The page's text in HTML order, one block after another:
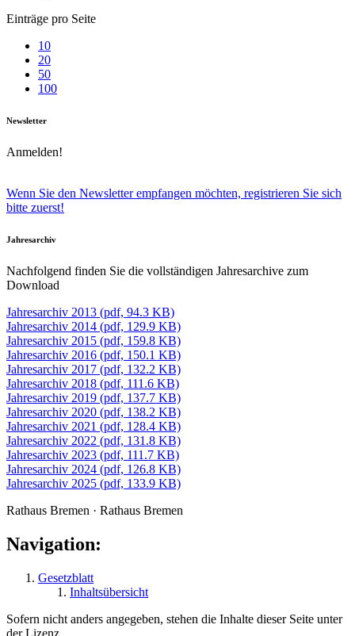
Einträge pro Seite
10
20
50
100
Newsletter
Anmelden!
Wenn Sie den Newsletter empfangen möchten, registrieren Sie sich
bitte zuerst!
Jahresarchiv
Nachfolgend finden Sie die vollständigen Jahresarchive zum
Download
Jahresarchiv 2013 (pdf, 94.3 KB)
Jahresarchiv 2014 (pdf, 129.9 KB)
Jahresarchiv 2015 (pdf, 159.8 KB)
Jahresarchiv 2016 (pdf, 150.1 KB)
Jahresarchiv 2017 (pdf, 132.2 KB)
Jahresarchiv 2018 (pdf, 111.6 KB)
Jahresarchiv 2019 (pdf, 137.7 KB)
Jahresarchiv 2020 (pdf, 138.2 KB)
Jahresarchiv 2021 (pdf, 128.4 KB)
Jahresarchiv 2022 (pdf, 131.8 KB)
Jahresarchiv 2023 (pdf, 111.7 KB)
Jahresarchiv 2024 (pdf, 126.8 KB)
Jahresarchiv 2025 (pdf, 133.9 KB)
Rathaus Bremen · Rathaus Bremen
Navigation:
Gesetzblatt
Inhaltsübersicht
Sofern nicht anders angegeben, stehen die Inhalte dieser Seite unter
der Lizenz